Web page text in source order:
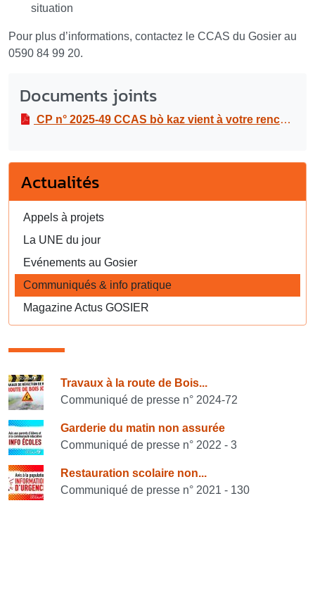
situation
Pour plus d’informations, contactez le CCAS du Gosier au
0590 84 99 20.
Documents joints
CP n° 2025-49 CCAS bò kaz vient à votre rencontre
Actualités
Appels à projets
La UNE du jour
Evénements au Gosier
Communiqués & info pratique
Magazine Actus GOSIER
Consulter également
Travaux à la route de Bois...
Communiqué de presse n° 2024-72
Garderie du matin non assurée
Communiqué de presse n° 2022 - 3
Restauration scolaire non...
Communiqué de presse n° 2021 - 130